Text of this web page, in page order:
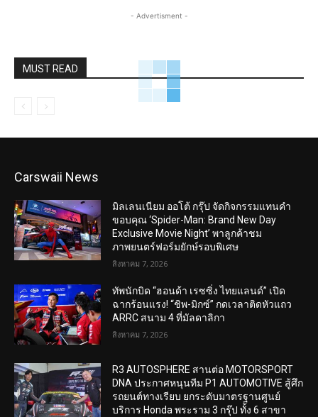
- Advertisment -
MUST READ
Carswaii News
มิลเลนเนียม ออโต้ กรุ๊ป จัดกิจกรรมแทนคำ
ขอบคุณ ‘Spider-Man: Brand New Day
Exclusive Movie Night’ พาลูกค้าชม
ภาพยนตร์ฟอร์มยักษ์รอบพิเศษ
สิงหาคม 7, 2026
ทัพนักบิด “ฮอนด้า เรซซิ่ง ไทยแลนด์” เปิด
ฉากร้อนแรง! “ชิพ-มิกซ์” กดเวลาติดหัวแถว
ARRC สนาม 4 ที่มัลดาลิกา
สิงหาคม 7, 2026
R3 AUTOSPHERE สานต่อ MOTORSPORT
DNA ประกาศหนุนทีม P1 AUTOMOTIVE สู้ศึก
รถยนต์ทางเรียบ ยกระดับมาตรฐานศูนย์
บริการ Honda พระราม 3 กรุ๊ป ทั้ง 6 สาขา